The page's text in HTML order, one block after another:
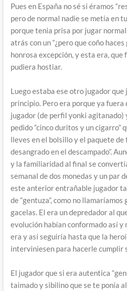
Pues en España no sé si éramos
pero de normal nadie se metía en
porque tenia prisa por jugar
atrás con un “¿pero que coño
honrosa excepción, y esta era,
pudiera hostiar.
Luego estaba ese otro jugador
principio. Pero era porque ya
jugador (de perfil yonki agitanado)
pedido “cinco duritos y un cigarro”
lleves en el bolsillo y el paquete
desangrado en el descampado”.
y la familiaridad al final se
semanal de dos monedas y un par
este anterior entrañable jugador
de “gentuza”, como no
gacelas. El era un depredador al
evolución habían conformado así y
era y así seguiría hasta que la
interviniesen para hacerle cumplir
El jugador que si era autentica
taimado y sibilino que se te ponía